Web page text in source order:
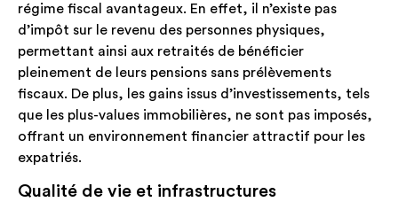
régime fiscal avantageux. En effet, il n’existe pas
d’impôt sur le revenu des personnes physiques,
permettant ainsi aux retraités de bénéficier
pleinement de leurs pensions sans prélèvements
fiscaux. De plus, les gains issus d’investissements, tels
que les plus-values immobilières, ne sont pas imposés,
offrant un environnement financier attractif pour les
expatriés.
Qualité de vie et infrastructures